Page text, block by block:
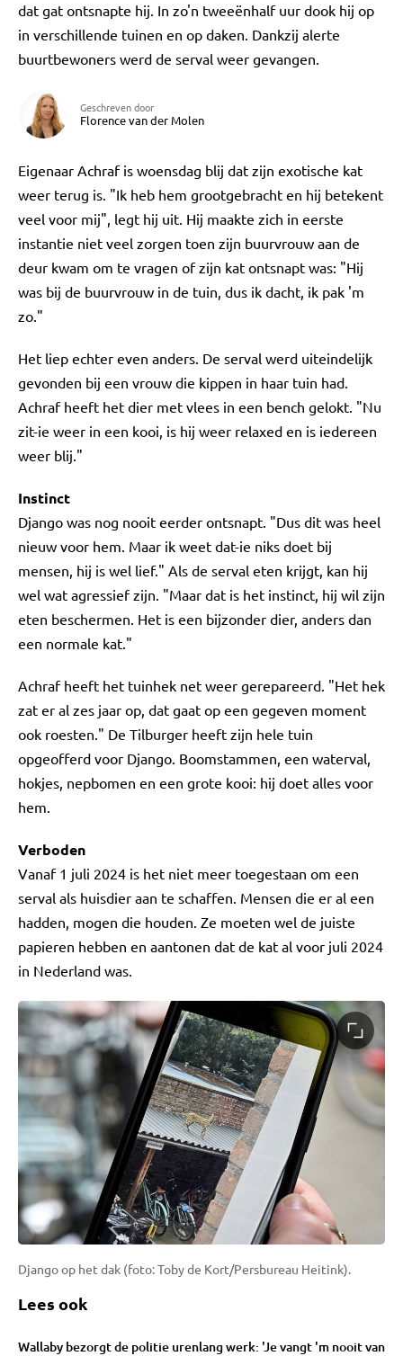
dat gat ontsnapte hij. In zo'n tweeënhalf uur dook hij op
in verschillende tuinen en op daken. Dankzij alerte
buurtbewoners werd de serval weer gevangen.
Geschreven door
Florence van der Molen
Eigenaar Achraf is woensdag blij dat zijn exotische kat
weer terug is. "Ik heb hem grootgebracht en hij betekent
veel voor mij", legt hij uit. Hij maakte zich in eerste
instantie niet veel zorgen toen zijn buurvrouw aan de
deur kwam om te vragen of zijn kat ontsnapt was: "Hij
was bij de buurvrouw in de tuin, dus ik dacht, ik pak 'm
zo."
Het liep echter even anders. De serval werd uiteindelijk
gevonden bij een vrouw die kippen in haar tuin had.
Achraf heeft het dier met vlees in een bench gelokt. "Nu
zit-ie weer in een kooi, is hij weer relaxed en is iedereen
weer blij."
Instinct
Django was nog nooit eerder ontsnapt. "Dus dit was heel
nieuw voor hem. Maar ik weet dat-ie niks doet bij
mensen, hij is wel lief." Als de serval eten krijgt, kan hij
wel wat agressief zijn. "Maar dat is het instinct, hij wil zijn
eten beschermen. Het is een bijzonder dier, anders dan
een normale kat."
Achraf heeft het tuinhek net weer gerepareerd. "Het hek
zat er al zes jaar op, dat gaat op een gegeven moment
ook roesten." De Tilburger heeft zijn hele tuin
opgeofferd voor Django. Boomstammen, een waterval,
hokjes, nepbomen en een grote kooi: hij doet alles voor
hem.
Verboden
Vanaf 1 juli 2024 is het niet meer toegestaan om een
serval als huisdier aan te schaffen. Mensen die er al een
hadden, mogen die houden. Ze moeten wel de juiste
papieren hebben en aantonen dat de kat al voor juli 2024
in Nederland was.
Django op het dak (foto: Toby de Kort/Persbureau Heitink).
Lees ook
Wallaby bezorgt de politie urenlang werk: 'Je vangt 'm nooit van